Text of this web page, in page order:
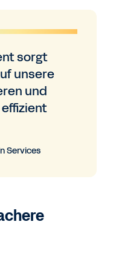
sorgt
unsere
und
Services